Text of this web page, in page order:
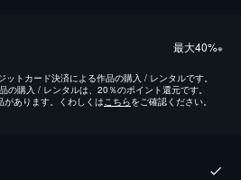
最⼤40%※
トカード決済による作品の購入 / レンタルです。
の購入 / レンタルは、20％のポイント還元です。
あります。くわしくはこちらをご確認ください。